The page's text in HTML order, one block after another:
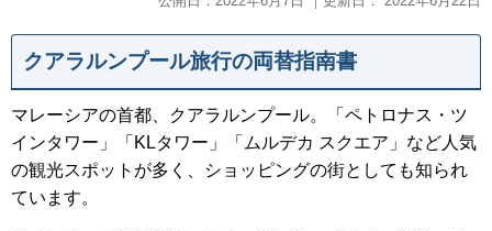
クアラルンプール旅行の両替指南書
マレーシアの首都、クアラルンプール。「ペトロナス・ツ
インタワー」「KLタワー」「ムルデカ スクエア」など人気
の観光スポットが多く、ショッピングの街としても知られ
ています。